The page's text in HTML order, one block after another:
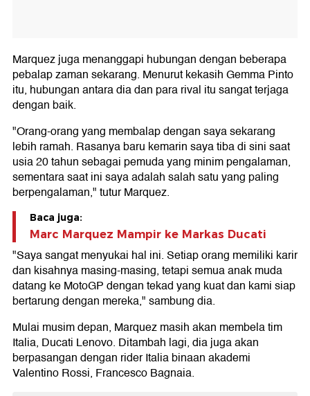
Marquez juga menanggapi hubungan dengan beberapa
pebalap zaman sekarang. Menurut kekasih Gemma Pinto
itu, hubungan antara dia dan para rival itu sangat terjaga
dengan baik.
"Orang-orang yang membalap dengan saya sekarang
lebih ramah. Rasanya baru kemarin saya tiba di sini saat
usia 20 tahun sebagai pemuda yang minim pengalaman,
sementara saat ini saya adalah salah satu yang paling
berpengalaman," tutur Marquez.
Baca juga:
Marc Marquez Mampir ke Markas Ducati
"Saya sangat menyukai hal ini. Setiap orang memiliki karir
dan kisahnya masing-masing, tetapi semua anak muda
datang ke MotoGP dengan tekad yang kuat dan kami siap
bertarung dengan mereka," sambung dia.
Mulai musim depan, Marquez masih akan membela tim
Italia, Ducati Lenovo. Ditambah lagi, dia juga akan
berpasangan dengan rider Italia binaan akademi
Valentino Rossi, Francesco Bagnaia.